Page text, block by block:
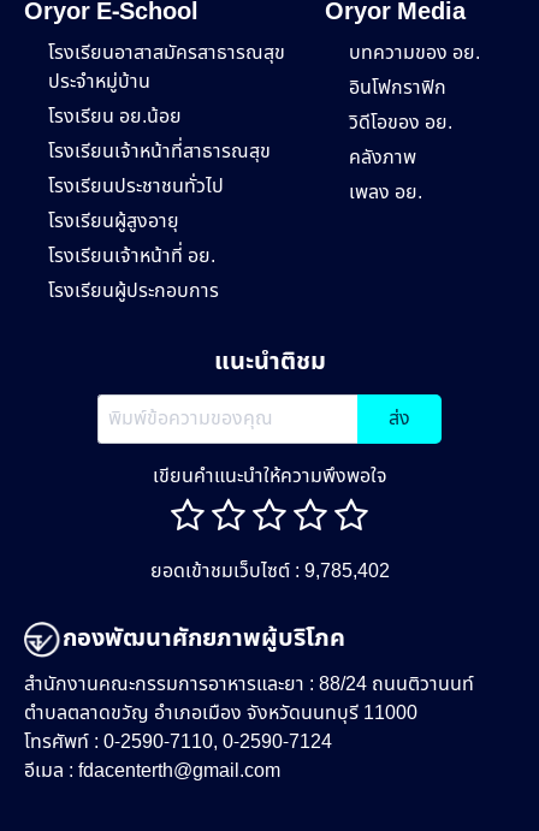
Oryor E-School
โรงเรียนอาสาสมัครสาธารณสุข
ประจำหมู่บ้าน
โรงเรียน อย.น้อย
โรงเรียนเจ้าหน้าที่สาธารณสุข
โรงเรียนประชาชนทั่วไป
โรงเรียนผู้สูงอายุ
โรงเรียนเจ้าหน้าที่ อย.
โรงเรียนผู้ประกอบการ
Oryor Media
บทความของ อย.
อินโฟกราฟิก
วิดีโอของ อย.
คลังภาพ
เพลง อย.
แนะนำติชม
ส่ง
เขียนคำแนะนำให้ความพึงพอใจ
ยอดเข้าชมเว็บไซต์ : 9,785,402
กองพัฒนาศักยภาพผู้บริโภค
สำนักงานคณะกรรมการอาหารและยา : 88/24 ถนนติวานนท์
ตำบลตลาดขวัญ อำเภอเมือง จังหวัดนนทบุรี 11000
โทรศัพท์ : 0-2590-7110, 0-2590-7124
อีเมล : fdacenterth@gmail.com